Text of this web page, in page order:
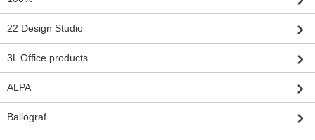
22 Design Studio
3L Office products
ALPA
Ballograf